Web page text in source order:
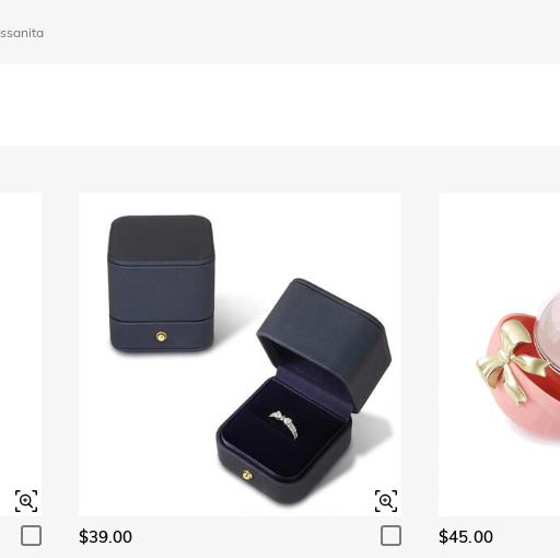
$39.00 $45.00